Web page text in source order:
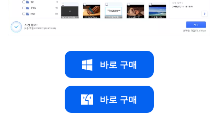
바로 구매
바로 구매